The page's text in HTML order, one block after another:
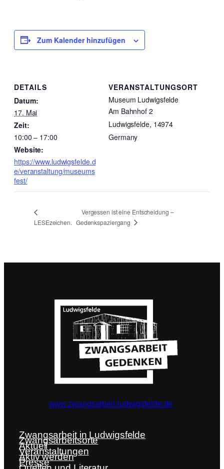
Zum Kalender hinzufügen
DETAILS
Datum:
17. Mai
Zeit:
10:00 – 17:00
Website:
https://www.ludwigsfelde.d
e/veranstaltung/museums
fest/
VERANSTALTUNGSORT
Museum Ludwigsfelde
Am Bahnhof 2
Ludwigsfelde, 14974
Germany
LESEzeichen.
Vergessen ist eine Entscheidung –
Gedenkspaziergang
www.zwangsarbeit-ludwigsfelde.de
Zwangsarbeit in Ludwigsfelde
Zwangsarbeitsorte
Aktuell
Veranstaltungen
Aktiv werden
Presse